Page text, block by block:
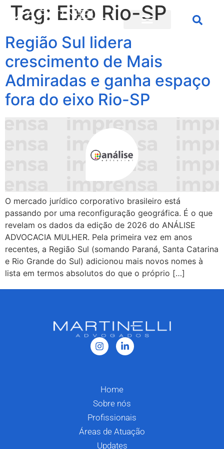
Tag: Eixo Rio-SP
Região Sul lidera
crescimento de Mais
Admiradas e ganha espaço
fora do eixo Rio-SP
O mercado jurídico corporativo brasileiro está
passando por uma reconfiguração geográfica. É o que
revelam os dados da edição de 2026 do ANÁLISE
ADVOCACIA MULHER. Pela primeira vez em anos
recentes, a Região Sul (somando Paraná, Santa Catarina
e Rio Grande do Sul) adicionou mais novos nomes à
lista em termos absolutos do que o próprio […]
Home
Sobre nós
Profissionais
Áreas de Atuação
Updates